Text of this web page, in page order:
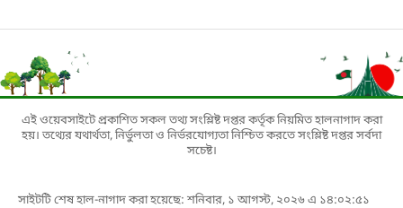
এই ওয়েবসাইটে প্রকাশিত সকল তথ্য সংশ্লিষ্ট দপ্তর কর্তৃক নিয়মিত হালনাগাদ করা
হয়। তথ্যের যথার্থতা, নির্ভুলতা ও নির্ভরযোগ্যতা নিশ্চিত করতে সংশ্লিষ্ট দপ্তর সর্বদা
সচেষ্ট।
সাইটটি শেষ হাল-নাগাদ করা হয়েছে: শনিবার, ১ আগস্ট, ২০২৬ এ ১৪:০২:৫১